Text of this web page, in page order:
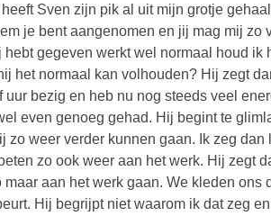
Sven zijn pik al uit mijn grotje
je bent aangenomen en jij mag mij zo
gegeven werkt wel normaal houd ik
het normaal kan volhouden? Hij zegt
bezig en heb nu nog steeds veel
even genoeg gehad. Hij begint te
zo weer verder kunnen gaan. Ik zeg
zo ook weer aan het werk. Hij zegt
aan het werk gaan. We kleden ons
Hij begrijpt niet waarom ik dat zeg